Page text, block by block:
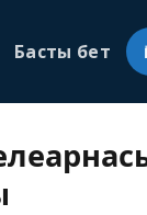
Басты бет